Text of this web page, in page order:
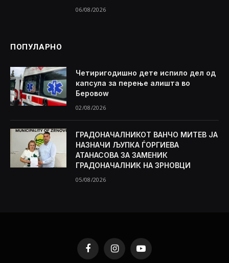
06/08/2026
ПОПУЛАРНО
Четиригодишно дете испило дел од
капсула за перење алишта во
Беровоw
02/08/2026
ГРАДОНАЧАЛНИКОТ ВАНЧО МИТЕВ ЈА
НАЗНАЧИ ЉУПКА ЃОРГИЕВА
АТАНАСОВА ЗА ЗАМЕНИК
ГРАДОНАЧАЛНИК НА ЗРНОВЦИ
05/08/2026
FacebookInstagramYouTube